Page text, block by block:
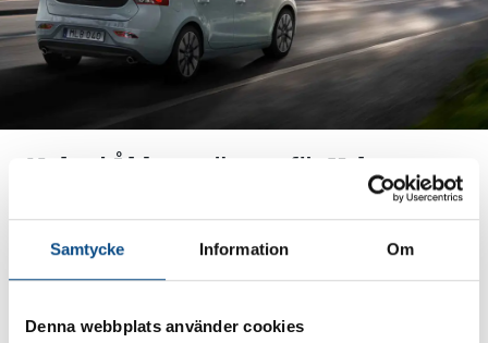
Samtycke Information Om
Denna webbplats använder cookies
Nyhet! Åldersgränsen för Volvo
innebär att bilar äldre än 10 år också kommer att få Volvo Assistans
när bilen servas i Volvohandeln. Du som kund kommer att få